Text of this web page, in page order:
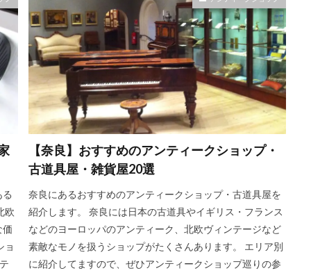
欧
価
ョ
【奈良】おすすめのアンティークショップ・
古道具屋・雑貨屋20選
奈良にあるおすすめのアンティークショップ・古道具屋を
紹介します。 奈良には日本の古道具やイギリス・フランス
などのヨーロッパのアンティーク、北欧ヴィンテージなど
素敵なモノを扱うショップがたくさんあります。 エリア別
に紹介してますので、ぜひアンティークショップ巡りの参